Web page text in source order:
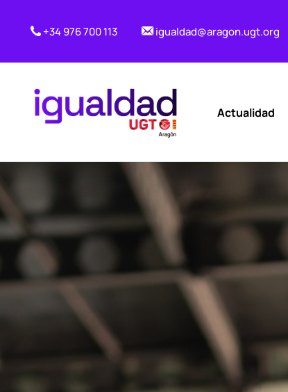
+34 976 700 113 igualdad@aragon.ugt.org
Actualidad